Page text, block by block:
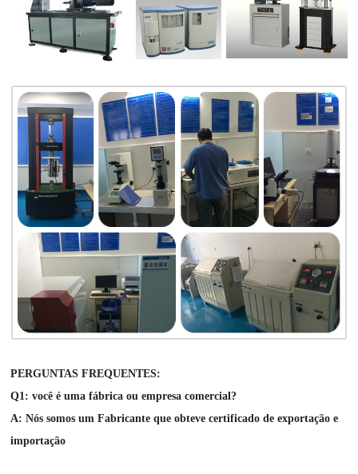
PERGUNTAS FREQUENTES:
Q1: você é uma fábrica ou empresa comercial?
A: Nós somos um Fabricante que obteve certificado de exportação e
importação